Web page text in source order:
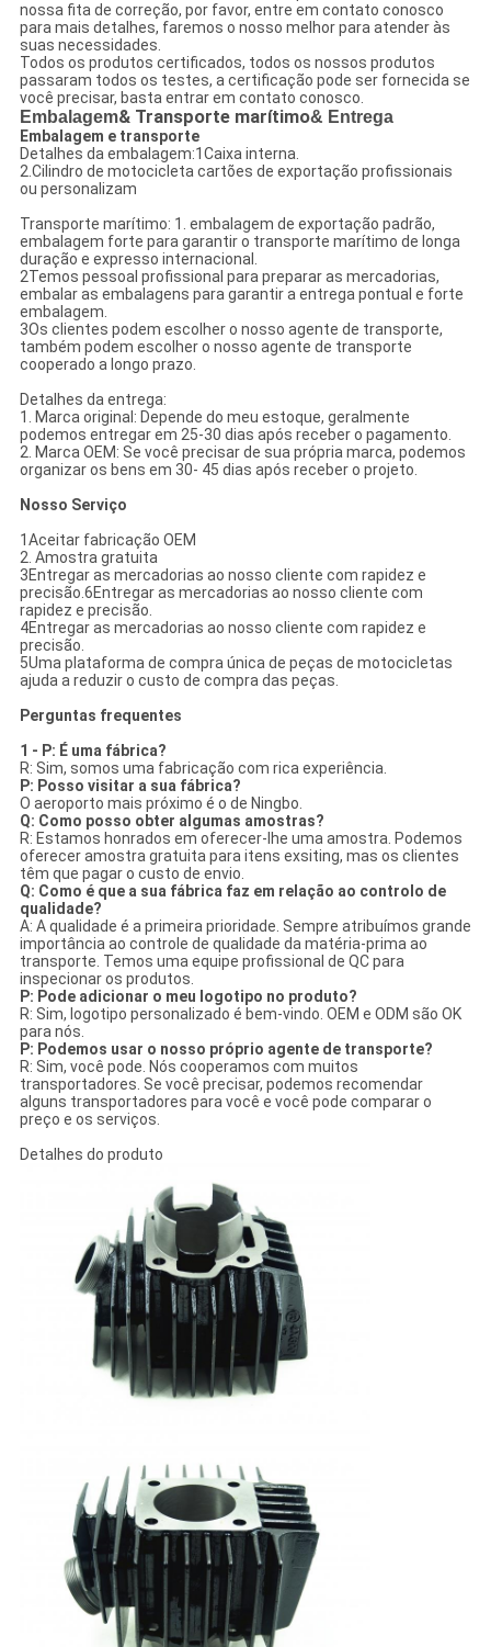
nossa fita de correção, por favor, entre em contato conosco
para mais detalhes, faremos o nosso melhor para atender às
suas necessidades.
Todos os produtos certificados, todos os nossos produtos
passaram todos os testes, a certificação pode ser fornecida se
você precisar, basta entrar em contato conosco.
Embalagem& Transporte marítimo& Entrega
Embalagem e transporte
Detalhes da embalagem:1Caixa interna.
2.Cilindro de motocicleta cartões de exportação profissionais
ou personalizam
Transporte marítimo: 1. embalagem de exportação padrão,
embalagem forte para garantir o transporte marítimo de longa
duração e expresso internacional.
2Temos pessoal profissional para preparar as mercadorias,
embalar as embalagens para garantir a entrega pontual e forte
embalagem.
3Os clientes podem escolher o nosso agente de transporte,
também podem escolher o nosso agente de transporte
cooperado a longo prazo.
Detalhes da entrega:
1. Marca original: Depende do meu estoque, geralmente
podemos entregar em 25-30 dias após receber o pagamento.
2. Marca OEM: Se você precisar de sua própria marca, podemos
organizar os bens em 30- 45 dias após receber o projeto.
Nosso Serviço
1Aceitar fabricação OEM
2. Amostra gratuita
3Entregar as mercadorias ao nosso cliente com rapidez e
precisão.6Entregar as mercadorias ao nosso cliente com
rapidez e precisão.
4Entregar as mercadorias ao nosso cliente com rapidez e
precisão.
5Uma plataforma de compra única de peças de motocicletas
ajuda a reduzir o custo de compra das peças.
Perguntas frequentes
1 - P: É uma fábrica?
R: Sim, somos uma fabricação com rica experiência.
P: Posso visitar a sua fábrica?
O aeroporto mais próximo é o de Ningbo.
Q: Como posso obter algumas amostras?
R: Estamos honrados em oferecer-lhe uma amostra. Podemos
oferecer amostra gratuita para itens exsiting, mas os clientes
têm que pagar o custo de envio.
Q: Como é que a sua fábrica faz em relação ao controlo de
qualidade?
A: A qualidade é a primeira prioridade. Sempre atribuímos grande
importância ao controle de qualidade da matéria-prima ao
transporte. Temos uma equipe profissional de QC para
inspecionar os produtos.
P: Pode adicionar o meu logotipo no produto?
R: Sim, logotipo personalizado é bem-vindo. OEM e ODM são OK
para nós.
P: Podemos usar o nosso próprio agente de transporte?
R: Sim, você pode. Nós cooperamos com muitos
transportadores. Se você precisar, podemos recomendar
alguns transportadores para você e você pode comparar o
preço e os serviços.
Detalhes do produto